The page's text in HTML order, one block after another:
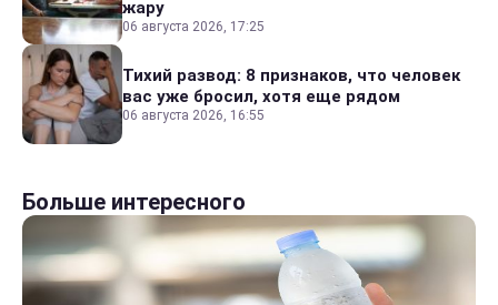
жару
06 августа 2026, 17:25
Тихий развод: 8 признаков, что человек
вас уже бросил, хотя еще рядом
06 августа 2026, 16:55
Больше интересного